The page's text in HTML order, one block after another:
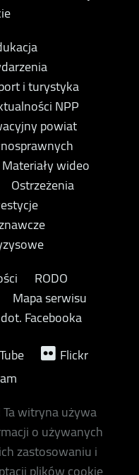
i turystyka
NPP
powiat
Materiały wideo
Ostrzeżenia
RODO
Mapa serwisu
Facebooka
Flickr
Ta witryna używa
o używanych
zastosowaniu i